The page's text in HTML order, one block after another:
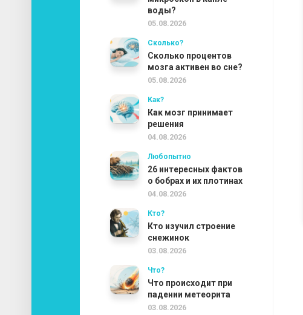
воды?
05.08.2026
Сколько?
Сколько процентов
мозга активен во сне?
05.08.2026
Как?
Как мозг принимает
решения
04.08.2026
Любопытно
26 интересных фактов
о бобрах и их плотинах
04.08.2026
Кто?
Кто изучил строение
снежинок
03.08.2026
Что?
Что происходит при
падении метеорита
03.08.2026